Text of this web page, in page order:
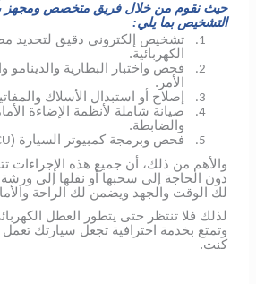
حيث نقوم من خلال فريق متخصص ومجهز
التشخيص بما يلي:
1.
تشخيص إلكتروني دقيق لتحديد
الكهربائية.
2.
فحص واختبار البطارية والدينامو
الأمر.
3. إصلاح أو استبدال الأسلاك
4.
صيانة شاملة لأنظمة الإضاءة
والضابطة.
5. فحص وبرمجة كمبيوتر السيارة (
والأهم من ذلك، أن جميع هذه الإجراءات
دون الحاجة إلى سحبها أو نقلها إلى ورشة
لك الوقت والجهد ويضمن لك الراحة
لذلك فلا تنتظر حتى يتطور العطل
وتمتع بخدمة احترافية تجعل سيارتك تعمل
كنت.